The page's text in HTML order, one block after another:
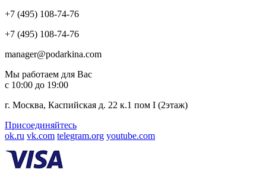
+7 (495) 108-74-76
+7 (495) 108-74-76
manager@podarkina.com
Мы работаем для Вас
с 10:00 до 19:00
г. Москва, Каспийская д. 22 к.1 пом I (2этаж)
Присоединяйтесь
ok.ru vk.com telegram.org youtube.com